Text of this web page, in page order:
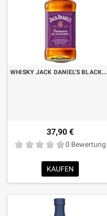
WHISKY JACK DANIEL'S BLACKBERRY LT.1 "FORMATO RISPARMIO"
37,90 €
0 Bewertung
KAUFEN